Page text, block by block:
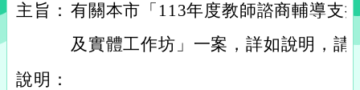
主旨： 有關本市「113年度教師諮商輔導支
及實體工作坊」一案，詳如說明，請
說明：